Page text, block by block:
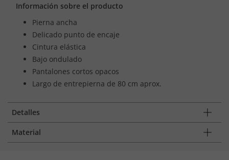
Información sobre el producto
Pierna ancha
Delicado punto de encaje
Cintura elástica
Bajo ondulado
Pantalones cortos opacos
Largo de entrepierna de 80 cm aprox.
Detalles
Material